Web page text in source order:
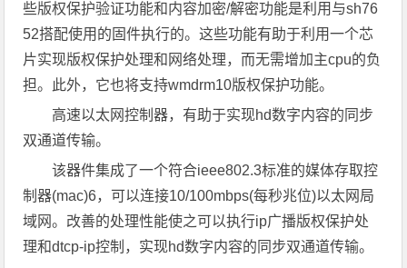
些版权保护验证功能和内容加密/解密功能是利用与sh76
52搭配使用的固件执行的。这些功能有助于利用一个芯
片实现版权保护处理和网络处理，而无需增加主cpu的负
担。此外，它也将支持wmdrm10版权保护功能。
高速以太网控制器，有助于实现hd数字内容的同步
双通道传输。
该器件集成了一个符合ieee802.3标准的媒体存取控
制器(mac)6，可以连接10/100mbps(每秒兆位)以太网局
域网。改善的处理性能使之可以执行ip广播版权保护处
理和dtcp-ip控制，实现hd数字内容的同步双通道传输。